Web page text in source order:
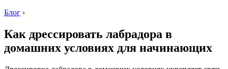
Блог ›
Как дрессировать лабрадора в
домашних условиях для начинающих